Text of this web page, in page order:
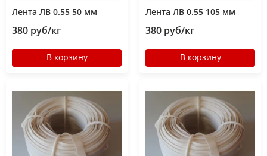
Лента ЛВ 0.55 50 мм
380 руб/кг
В корзину
Лента ЛВ 0.55 105 мм
380 руб/кг
В корзину